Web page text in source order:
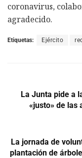
coronavirus,
agradecido.
Etiquetas: Ejército
La Junta pide a
«justo» de las
La jornada de
plantación de